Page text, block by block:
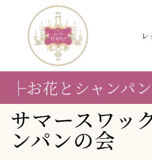
レ
├お花とシャンパ
サマースワッ
ンパンの会